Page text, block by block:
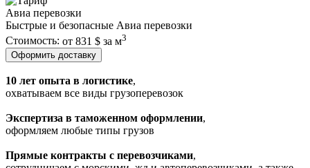
Авиа перевозки
Быстрые и безопасные Авиа перевозки
Стоимость: от 831 $ за м3
Оформить доставку
10 лет опыта в логистике,
охватываем все виды грузоперевозок
Экспертиза в таможенном оформлении,
оформляем любые типы грузов
Прямые контракты с перевозчиками,